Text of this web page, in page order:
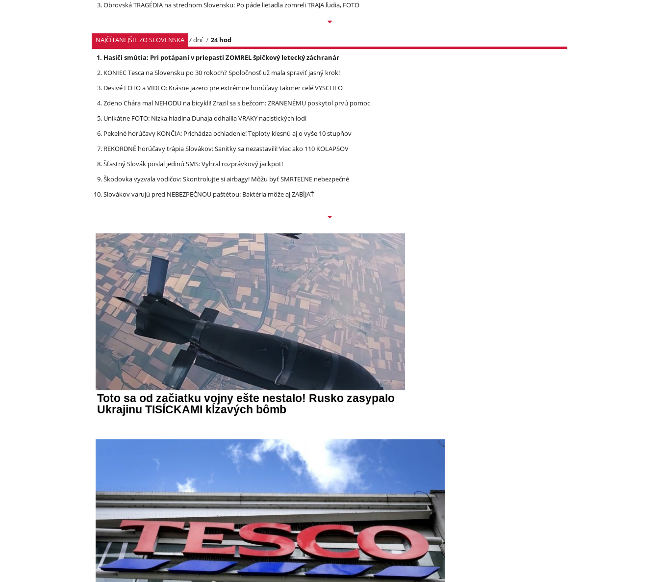
Obrovská TRAGÉDIA na strednom Slovensku: Po páde lietadla zomreli TRAJA ľudia, FOTO
NAJČÍTANEJŠIE ZO SLOVENSKA 7 dní
24 hod
Hasiči smútia: Pri potápaní v priepasti ZOMREL špičkový letecký záchranár
KONIEC Tesca na Slovensku po 30 rokoch? Spoločnosť už mala spraviť jasný krok!
Desivé FOTO a VIDEO: Krásne jazero pre extrémne horúčavy takmer celé VYSCHLO
Zdeno Chára mal NEHODU na bicykli! Zrazil sa s bežcom: ZRANENÉMU poskytol prvú pomoc
Unikátne FOTO: Nízka hladina Dunaja odhalila VRAKY nacistických lodí
Pekelné horúčavy KONČIA: Prichádza ochladenie! Teploty klesnú aj o vyše 10 stupňov
REKORDNÉ horúčavy trápia Slovákov: Sanitky sa nezastavili! Viac ako 110 KOLAPSOV
Šťastný Slovák poslal jedinú SMS: Vyhral rozprávkový jackpot!
Škodovka vyzvala vodičov: Skontrolujte si airbagy! Môžu byť SMRTEĽNE nebezpečné
Slovákov varujú pred NEBEZPEČNOU paštétou: Baktéria môže aj ZABÍJAŤ
Toto sa od začiatku vojny ešte nestalo! Rusko zasypalo
Ukrajinu TISÍCKAMI kĺzavých bômb